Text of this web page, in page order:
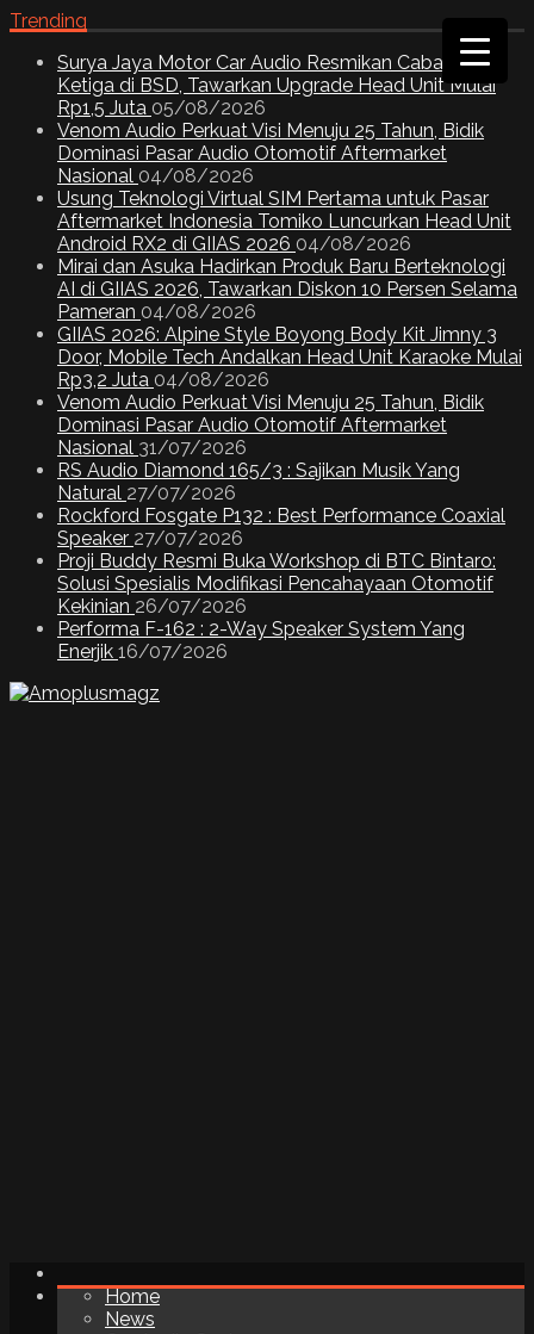
Trending
Surya Jaya Motor Car Audio Resmikan Cabang
Ketiga di BSD, Tawarkan Upgrade Head Unit Mulai
Rp1,5 Juta 05/08/2026
Venom Audio Perkuat Visi Menuju 25 Tahun, Bidik
Dominasi Pasar Audio Otomotif Aftermarket
Nasional 04/08/2026
Usung Teknologi Virtual SIM Pertama untuk Pasar
Aftermarket Indonesia Tomiko Luncurkan Head Unit
Android RX2 di GIIAS 2026 04/08/2026
Mirai dan Asuka Hadirkan Produk Baru Berteknologi
AI di GIIAS 2026, Tawarkan Diskon 10 Persen Selama
Pameran 04/08/2026
GIIAS 2026: Alpine Style Boyong Body Kit Jimny 3
Door, Mobile Tech Andalkan Head Unit Karaoke Mulai
Rp3,2 Juta 04/08/2026
Venom Audio Perkuat Visi Menuju 25 Tahun, Bidik
Dominasi Pasar Audio Otomotif Aftermarket
Nasional 31/07/2026
RS Audio Diamond 165/3 : Sajikan Musik Yang
Natural 27/07/2026
Rockford Fosgate P132 : Best Performance Coaxial
Speaker 27/07/2026
Proji Buddy Resmi Buka Workshop di BTC Bintaro:
Solusi Spesialis Modifikasi Pencahayaan Otomotif
Kekinian 26/07/2026
Performa F-162 : 2-Way Speaker System Yang
Enerjik 16/07/2026
Home
News